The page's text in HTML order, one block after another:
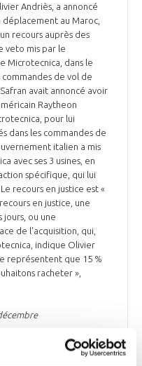
Andriès, a annoncé
au Maroc,
recours auprès des
veto mis par le
Microtecnica, dans le
de vol de
avait annoncé avoir
Raytheon
pour lui
dans les commandes de
italien a mis
avec ses 3 usines, en
spécifique, qui lui
recours en justice est «
en justice, une
ou une
de l'acquisition, qui,
indique Olivier
représentent que 15 %
racheter »,